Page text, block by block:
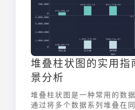
堆叠柱状图的实用指
景分析
堆叠柱状图是一种常用的数
通过将多个数据系列堆叠在